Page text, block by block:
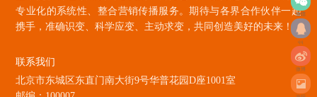
微信
qq
微博
专业化的系统性、整合营销传播服务。期待与各界合作伙伴一起
携手，准确识变、科学应变、主动求变，共同创造美好的未来！
联系我们
北京市东城区东直门南大街9号华普花园D座1001室